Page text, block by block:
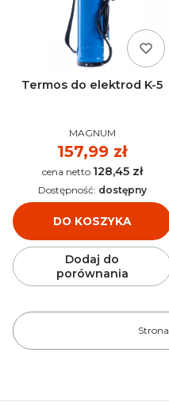
Termos do elektrod K-5
PRODUCENT
MAGNUM
Cena
157,99 zł
Cena 128,45 zł
DO KOSZYKA
Dostępność: dostępny
Dodaj do
porównania
Strona